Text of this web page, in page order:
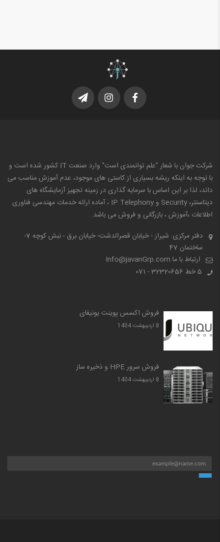
شرکت جوان با شعار "علم توانمندی است" وارد صنعت IT کشور شده است و
با توجه به اینکه ریشه بسیاری از کاستی های موجود، عدم آموزش مناسب می
داند، لذا بر این اساس با سرمایه گذاری در زمینه تجهیز آزمایشگاه های
دیتاسنتر، Security و IP Telephony ، آماده ارائه خدمات مهندسی فناوری
اطلاعات ،آموزش ، بازرگانی و فروش می باشد.
دفتر مرکزی: شیراز - خیابان قصرالدشت- خیابان برق - نبش کوچه 7-
ساختمان 47
ارتباط با ما Info@javanGrp.com
5 خط
32320656 - 071
فروش اکسس پوینت یونیفای
8 ارديبهشت 1404
فروش سرور HPE و ذخیره ساز
8 ارديبهشت 1404